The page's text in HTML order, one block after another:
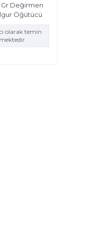
Değirmen
Öğütücü
olarak temin